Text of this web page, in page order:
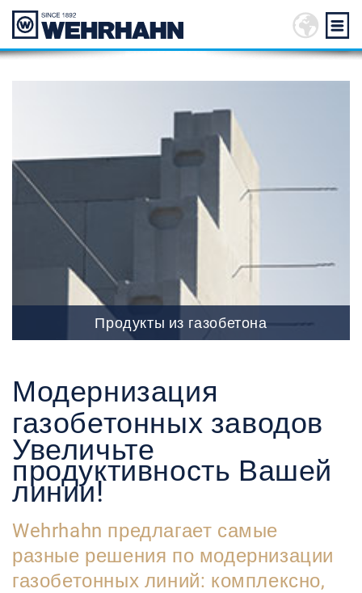
Продукты из газобетона
Модернизация
газобетонных заводов
Увеличьте
продуктивность Вашей
линии!
Wehrhahn предлагает самые
разные решения по модернизации
газобетонных линий: комплексно,